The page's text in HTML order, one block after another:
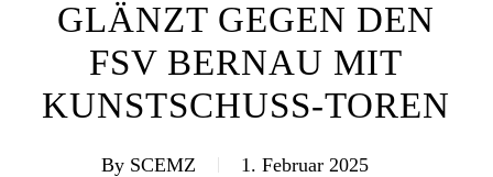
GLÄNZT GEGEN DEN
FSV BERNAU MIT
KUNSTSCHUSS-TOREN
By SCEMZ 1. Februar 2025